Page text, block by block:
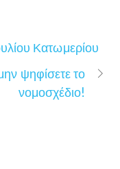
Κατωμερίου
ψηφίσετε το
νομοσχέδιο!